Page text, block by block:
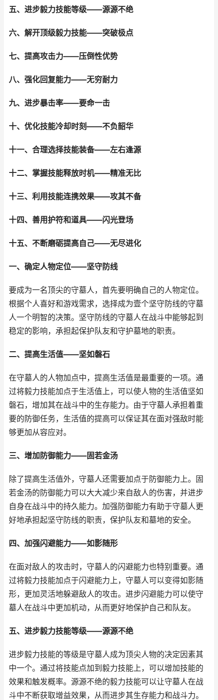
五、进步毅力技能等级——源源不绝
六、解开顶级毅力技能——突破极点
七、提高攻击力——压倒性优势
八、强化回复能力——无穷耐力
九、进步暴击率——要命一击
十、优化技能冷却时刻——不负韶华
十一、合理选择技能装备——左右逢源
十二、掌握技能释放时机——精准无比
十三、利用技能连携效果——攻其不备
十四、善用护符和道具——闪光登场
十五、不断磨砺提高自己——无尽进化
一、确定人物定位——坚守防线
要成为一名顶尖的守墓人，首先要明确自己的人物定位。
根据个人喜好和游戏需求，选择成为壹个坚守防线的守墓
人一个明智的决策。坚守防线的守墓人在战斗中能够起到
稳定的影响，承担起保护队友和守护墓地的职责。
二、提高生活值——坚如磐石
在守墓人的人物加点中，提高生活值是最重要的一项。通
过将毅力技能加点于生活值上，可以使人物的生活值坚如
磐石，增加其在战斗中的生存能力。由于守墓人承担着重
要的防御任务，生活值的提高可以保证其在面对强敌时能
够更加从容应对。
三、增加防御能力——固若金汤
除了提高生活值外，守墓人还需要加点于防御能力上。固
若金汤的防御能力可以大大减少来自敌人的伤害，并进步
自身在战斗中的持久能力。加强防御能力有助于守墓人更
好地承担起坚守防线的职责，保护队友和墓地的安全。
四、加强闪避能力——如影随形
在面对敌人的攻击时，守墓人的闪避能力也特别重要。通
过将毅力技能加点于闪避能力上，守墓人可以变得如影随
形，更加灵活地躲避敌人的攻击。进步闪避能力可以使守
墓人在战斗中更加机动，从而更好地保护自己和队友。
五、进步毅力技能等级——源源不绝
进步毅力技能的等级是守墓人成为顶尖人物的决定因素其
中一个。通过将技能点加到毅力技能上，可以增加技能的
效果和触发概率。源源不绝的毅力技能可以让守墓人在战
斗中不断获取增益效果，从而进步其生存能力和战斗力。